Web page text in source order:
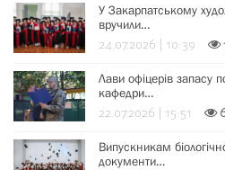
У Закарпатському
вручили…
24.07.2026 | 10:39
Лави офіцерів запасу
кафедри…
22.07.2026 | 15:51
Випускникам
документи…